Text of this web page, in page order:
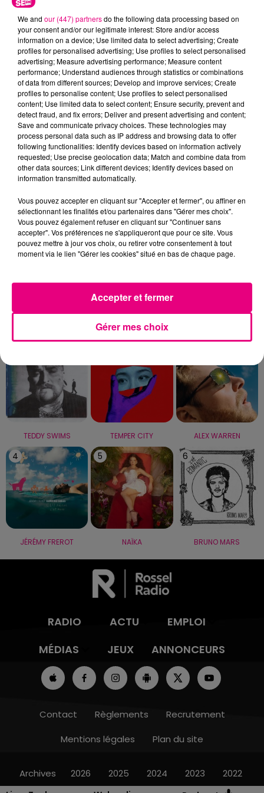
Cancer Lion Vierge
Balance Scorpion
Capricorne Verseau Poissons
TEDDY SWIMS TEMPER CITY ALEX WARREN
4
JÉRÉMY FREROT
5
NAÏKA
6
BRUNO MARS
RADIO ACTU
EMPLOI
MÉDIAS
JEUX ANNONCEURS
Contact Règlements
Recrutement
Mentions légales
Plan du site
Archives 2026 2025 2024 2023 2022
We and our (447) partnersdo the following data processing based on
your consent and/or our legitimate interest: Store and/or access
information on a device; Use limited data to select advertising; Create
profiles for personalised advertising; Use profiles to select personalised
advertising; Measure advertising performance; Measure content
performance; Understand audiences through statistics or combinations
of data from different sources; Develop and improve services; Create
profiles to personalise content; Use profiles to select personalised
content; Use limited data to select content; Ensure security, prevent and
detect fraud, and fix errors; Deliver and present advertising and content;
Save and communicate privacy choices. These technologies may
process personal data such as IP address and browsing data to offer
following functionalities: Identify devices based on information actively
requested; Use precise geolocation data; Match and combine data from
other data sources; Link different devices; Identify devices based on
information transmitted automatically.
Vous pouvez accepter en cliquant sur "Accepter et fermer", ou affiner en
sélectionnant les finalités et/ou partenaires dans "Gérer mes choix".
Vous pouvez également refuser en cliquant sur "Continuer sans
accepter". Vos préférences ne s'appliqueront que pour ce site. Vous
pouvez mettre à jour vos choix, ou retirer votre consentement à tout
moment via le lien "Gérer les cookies" situé en bas de chaque page.
Gérer mes choix
Accepter et fermer